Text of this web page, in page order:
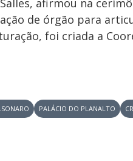
a
y
V
afirmou na
de órgão para
foi criada a
PALÁCIO DO PLANALTO